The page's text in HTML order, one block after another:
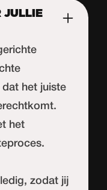
JULLIE
het juiste
het
zodat jij